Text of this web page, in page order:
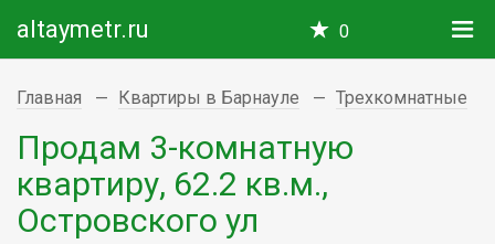
altaymetr.ru 0
Главная Квартиры в Барнауле Трехкомнатные
Продам 3-комнатную
квартиру, 62.2 кв.м.,
Островского ул